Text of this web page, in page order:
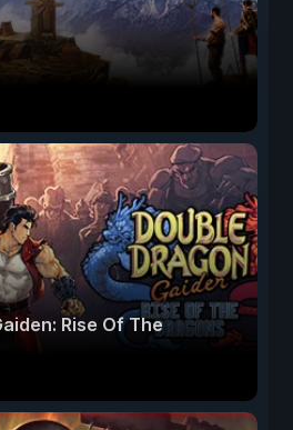
Rise Of The